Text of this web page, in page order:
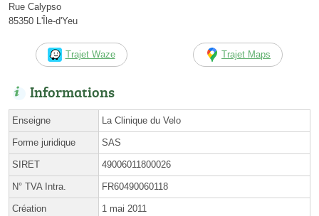
Rue Calypso
85350 L'Île-d'Yeu
Trajet Waze Trajet Maps
Informations
Enseigne La Clinique du Velo
Forme juridique SAS
SIRET 49006011800026
N° TVA Intra. FR60490060118
Création 1 mai 2011